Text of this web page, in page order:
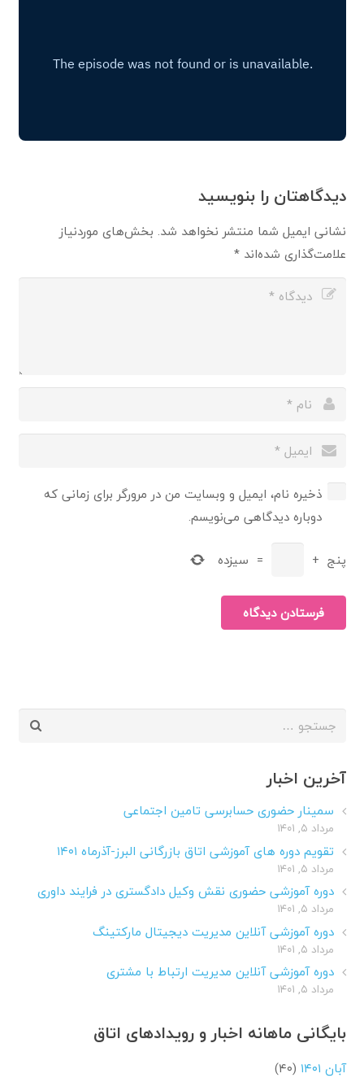
دیدگاهتان را بنویسید
نشانی ایمیل شما منتشر نخواهد شد. بخش‌های موردنیاز
علامت‌گذاری شده‌اند*
ذخیره نام، ایمیل و وبسایت من در مرورگر برای زمانی که
دوباره دیدگاهی می‌نویسم.
پنج +
= سیزده
فرستادن دیدگاه
جستجو
آخرین اخبار
سمینار حضوری حسابرسی تامین اجتماعی
مرداد ۵, ۱۴۰۱
تقویم دوره های آموزشی اتاق بازرگانی البرز-آذرماه ۱۴۰۱
مرداد ۵, ۱۴۰۱
دوره آموزشی حضوری نقش وکیل دادگستری در فرایند داوری
مرداد ۵, ۱۴۰۱
دوره آموزشی آنلاین مدیریت دیجیتال مارکتینگ
مرداد ۵, ۱۴۰۱
دوره آموزشی آنلاین مدیریت ارتباط با مشتری
مرداد ۵, ۱۴۰۱
بایگانی ماهانه اخبار و رویدادهای اتاق
آبان ۱۴۰۱
(۴۰)